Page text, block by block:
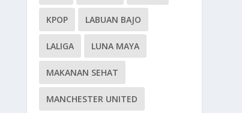
KPOP LABUAN BAJO
LALIGA LUNA MAYA
MAKANAN SEHAT
MANCHESTER UNITED